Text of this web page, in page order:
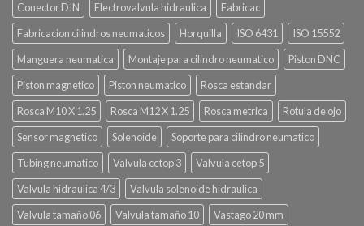
Conector DIN
Electrovalvula hidraulica
Fabricac
Fabricacion cilindros neumaticos
Horquilla ISO 6431
ISO 15552
Manguera neumatica
Montaje para cilindro neumatico
Piston DNC
Piston magnetico
Piston neumatico
Rosca estandar
Rosca M10 X 1.25
Rosca M12 X 1.25 Rosca metrica
Rotula de ojo
Sensor magnetico
Solenoide
Soporte para cilindro neumatico
Tubing neumatico
Valvula cetop 3
Valvula cetop 5
Valvula hidraulica 4/3
Valvula solenoide hidraulica
Valvula tamaño 06
Valvula tamaño 10 Vastago 20 mm